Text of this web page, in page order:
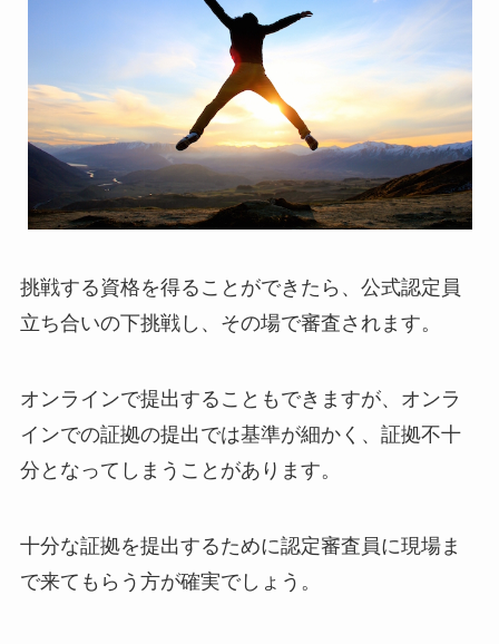
挑戦する資格を得ることができたら、公式認定員
立ち合いの下挑戦し、その場で審査されます。
オンラインで提出することもできますが、オンラ
インでの証拠の提出では基準が細かく、証拠不十
分となってしまうことがあります。
十分な証拠を提出するために認定審査員に現場ま
で来てもらう方が確実でしょう。